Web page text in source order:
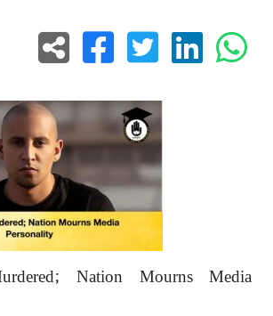
Nation Mourns Media